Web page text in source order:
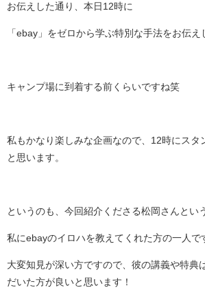
お伝えした通り、本日12時に
「ebay」をゼロから学ぶ特別な手法をお伝え
キャンプ場に到着する前くらいですね笑
私もかなり楽しみな企画なので、12時にスタ
と思います。
というのも、今回紹介くださる松岡さんとい
私にebayのイロハを教えてくれた方の一人で
大変知見が深い方ですので、彼の講義や特典
だいた方が良いと思います！